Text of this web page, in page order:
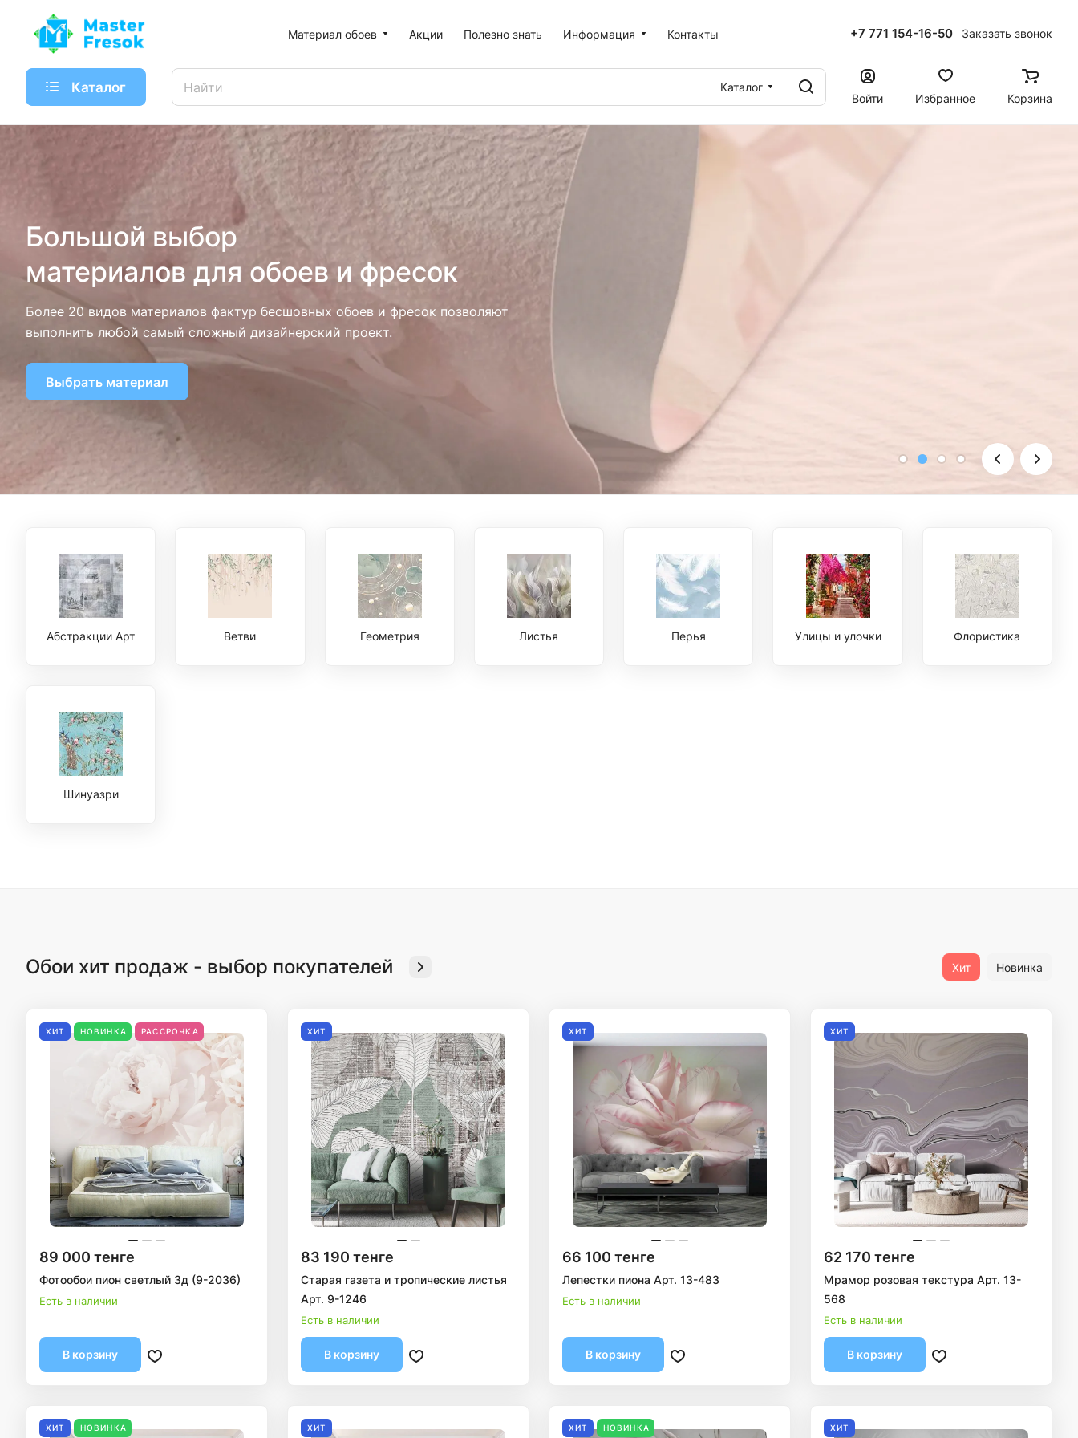
Материал обоев Акции Полезно знать Информация Контакты +7 771 154-16-50 Заказать звонок
Каталог
Каталог
Войти
Избранное Корзина
Большой выбор
материалов для обоев и фресок
Более 20 видов материалов фактур бесшовных обоев и фресок позволяют
выполнить любой самый сложный дизайнерский проект.
Выбрать материал
Абстракции Арт Ветви Геометрия Листья Перья Улицы и улочки Флористика
Шинуазри
Обои хит продаж - выбор покупателей Хит Новинка
ХИТ НОВИНКА РАССРОЧКА
89 000 тенге
Фотообои пион светлый 3д (9-2036)
Есть в наличии
В корзину
ХИТ
83 190 тенге
Старая газета и тропические листья
Арт. 9-1246
Есть в наличии
В корзину
ХИТ
66 100 тенге
Лепестки пиона Арт. 13-483
Есть в наличии
В корзину
ХИТ
62 170 тенге
Мрамор розовая текстура Арт. 13-
568
Есть в наличии
В корзину
ХИТ НОВИНКА ХИТ ХИТ НОВИНКА ХИТ